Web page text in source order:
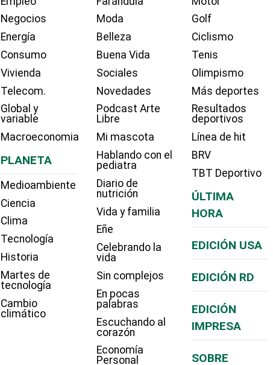
Negocios
Energía
Consumo
Vivienda
Telecom.
Global y
variable
Macroeconomia
PLANETA
Medioambiente
Ciencia
Clima
Tecnología
Historia
Martes de
tecnología
Cambio
climático
Moda
Belleza
Buena Vida
Sociales
Novedades
Podcast Arte
Libre
Mi mascota
Hablando con el
pediatra
Diario de
nutrición
Vida y familia
Eñe
Celebrando la
vida
Sin complejos
En pocas
palabras
Escuchando al
corazón
Economía
Personal
Golf
Ciclismo
Tenis
Olimpismo
Más deportes
Resultados
deportivos
Línea de hit
BRV
TBT Deportivo
ÚLTIMA
HORA
EDICIÓN USA
EDICIÓN RD
EDICIÓN
IMPRESA
SOBRE